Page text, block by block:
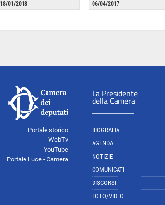
18/01/2018 06/04/2017
Portale storico
WebTv
YouTube
Portale Luce - Camera
La Presidente
della Camera
BIOGRAFIA
AGENDA
NOTIZIE
COMUNICATI
DISCORSI
FOTO/VIDEO